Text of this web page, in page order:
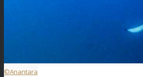
©Anantara